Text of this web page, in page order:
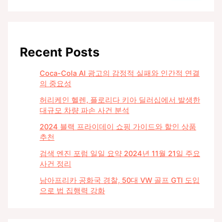
Recent Posts
Coca-Cola AI 광고의 감정적 실패와 인간적 연결
의 중요성
허리케인 헬렌, 플로리다 키아 딜러십에서 발생한
대규모 차량 파손 사건 분석
2024 블랙 프라이데이 쇼핑 가이드와 할인 상품
추천
검색 엔진 포럼 일일 요약 2024년 11월 21일 주요
사건 정리
남아프리카 공화국 경찰, 50대 VW 골프 GTI 도입
으로 법 집행력 강화